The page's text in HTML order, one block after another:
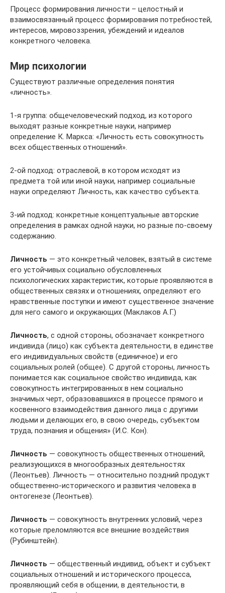
Процесс формирования личности – целостный и
взаимосвязанный процесс формирования потребностей,
интересов, мировоззрения, убеждений и идеалов
конкретного человека.
Мир психологии
Существуют различные определения понятия
«личность».
1-я группа: общечеловеческий подход, из которого
выходят разные конкретные науки, например
определение К. Маркса: «Личность есть совокупность
всех общественных отношений».
2-ой подход: отраслевой, в котором исходят из
предмета той или иной науки, например социальные
науки определяют Личность, как качество субъекта.
3-ий подход: конкретные концептуальные авторские
определения в рамках одной науки, но разные по-своему
содержанию.
Личность — это конкретный человек, взятый в системе
его устойчивых социально обусловленных
психологических характеристик, которые проявляются в
общественных связях и отношениях, определяют его
нравственные поступки и имеют существенное значение
для него самого и окружающих (Маклаков А.Г.)
Личность, с од­ной стороны, обозначает конкретного
индивида (лицо) как субъекта деятель­ности, в единстве
его индивидуальных свойств (единичное) и его
социальных ро­лей (общее). С другой стороны, личность
понимается как социальное свойство индивида, как
совокупность интегрированных в нем социально
значимых черт, образовавшихся в процессе прямого и
косвенного взаимодействия данного лица с другими
людьми и делающих его, в свою очередь, субъектом
труда, познания и общения» (И.С. Кон).
Личность — совокупность общественных отношений,
реализующихся в многообразных деятельностях
(Леонтьев). Личность — относительно поздний продукт
общественно-исторического и развития человека в
онтогенезе (Леонтьев).
Личность — совокупность внутренних условий, через
которые преломляются все внешние воздействия
(Рубинштейн).
Личность — общественный индивид, объект и субъект
социальных отношений и исторического процесса,
проявляющий себя в общении, в деятельности, в